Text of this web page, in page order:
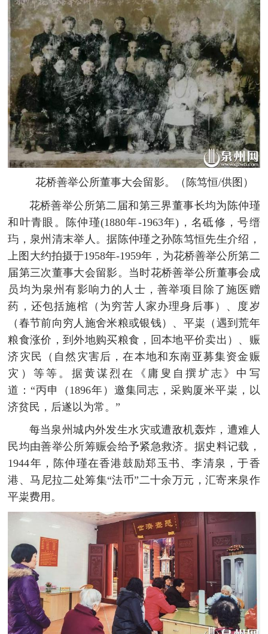
花桥善举公所董事大会留影。（陈笃恒/供图）
花桥善举公所第二届和第三界董事长均为陈仲瑾
和叶青眼。陈仲瑾(1880年-1963年)，名砥修，号缙
玙，泉州清末举人。据陈仲瑾之孙陈笃恒先生介绍，
上图大约拍摄于1958年-1959年，为花桥善举公所第二
届第三次董事大会留影。当时花桥善举公所董事会成
员均为泉州有影响力的人士，善举项目除了施医赠
药，还包括施棺（为穷苦人家办理身后事）、度岁
（春节前向穷人施舍米粮或银钱）、平粜（遇到荒年
粮食涨价，到外地购买粮食，回本地平价卖出）、赈
济灾民（自然灾害后，在本地和东南亚募集资金赈
灾）等等。据黄谋烈在《庸叟自撰圹志》中写
道：“丙申（1896年）邀集同志，采购厦米平粜，以
济贫民，后遂以为常。”
每当泉州城内外发生水灾或遭敌机轰炸，遭难人
民均由善举公所筹赈会给予紧急救济。据史料记载，
1944年，陈仲瑾在香港鼓励郑玉书、李清泉，于香
港、马尼拉二处筹集“法币”二十余万元，汇寄来泉作
平粜费用。